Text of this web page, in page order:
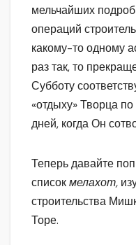
мельчайших
операций
какому-то одному
раз так, то
Субботу
«отдыху» Творца
дней, когда Он
Теперь давайте
списокмелахот,
строительства
Торе.